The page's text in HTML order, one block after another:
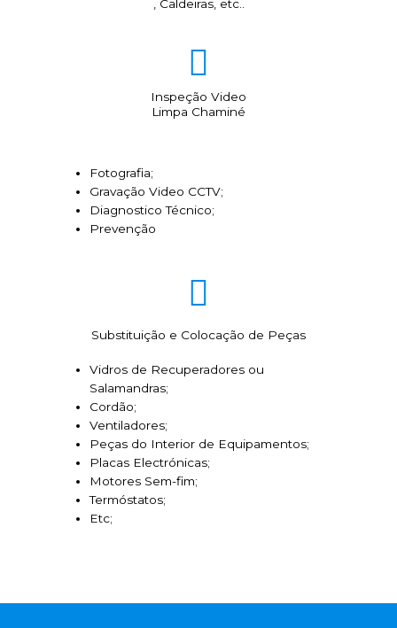
, Caldeiras, etc..
Inspeção Video
Limpa Chaminé
Fotografia;
Gravação Video CCTV;
Diagnostico Técnico;
Prevenção
Substituição e Colocação de Peças
Vidros de Recuperadores ou
Salamandras;
Cordão;
Ventiladores;
Peças do Interior de Equipamentos;
Placas Electrónicas;
Motores Sem-fim;
Termóstatos;
Etc;